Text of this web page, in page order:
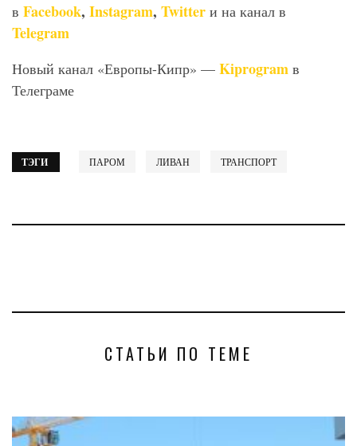
в Facebook, Instagram, Twitter и на канал в
Telegram
Новый канал «Европы-Кипр» — Kiprogram в
Телеграме
ТЭГИ ПАРОМ ЛИВАН ТРАНСПОРТ
СТАТЬИ ПО ТЕМЕ